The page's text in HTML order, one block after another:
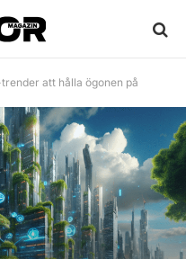
att hålla ögonen på